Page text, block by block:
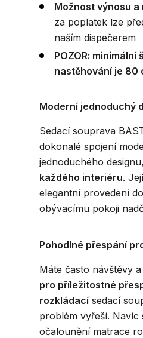
Možnost výnosu a
za poplatek lze
naším dispečerem
POZOR:
nastěhování je 80
Moderní jednoduchý
Sedací souprava
dokonalé spojení
jednoduchého
každého interiéru.
elegantní provedení
obývacímu pokoji
Pohodlné přespání
Máte často návštěvy
pro příležitostné
rozkládací sedací
problém vyřeší. Navíc
očalounění matrace